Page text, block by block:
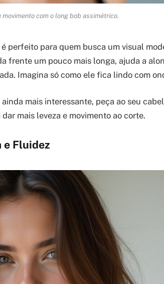
movimento com o long bob assimétrico.
perfeito para quem busca um visual
frente um pouco mais longa, ajuda a
Imagina só como ele fica lindo com
mais interessante, peça ao seu
mais leveza e movimento ao corte.
e Fluidez